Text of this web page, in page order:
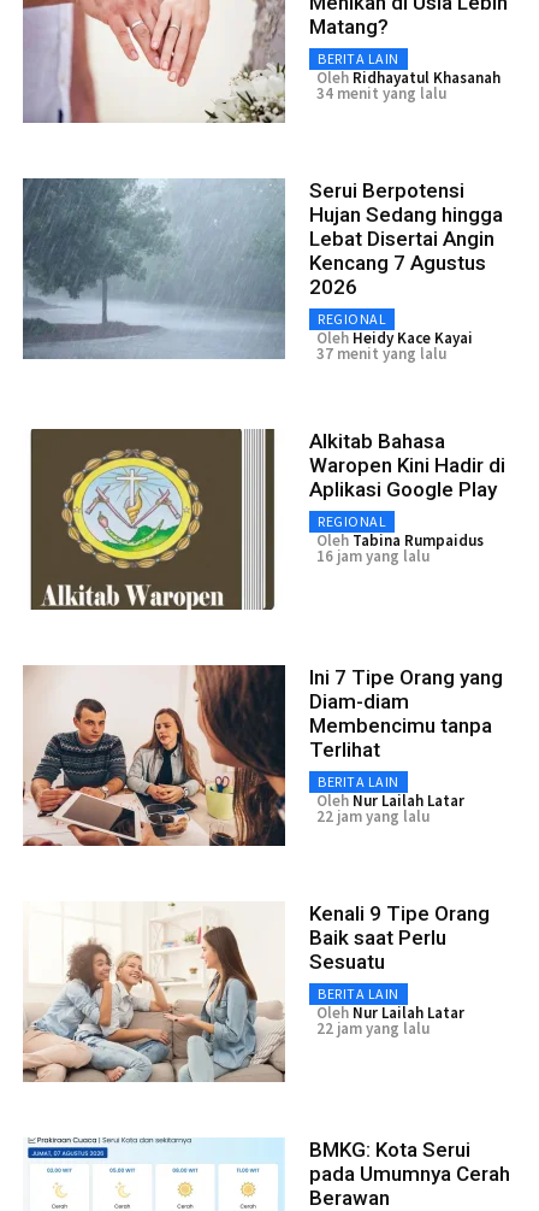
Matang?
BERITA LAIN
Oleh Ridhayatul Khasanah
34 menit yang lalu
Serui Berpotensi
Hujan Sedang hingga
Lebat Disertai Angin
Kencang 7 Agustus
2026
REGIONAL
Oleh Heidy Kace Kayai
37 menit yang lalu
Alkitab Bahasa
Waropen Kini Hadir di
Aplikasi Google Play
REGIONAL
Oleh Tabina Rumpaidus
16 jam yang lalu
Ini 7 Tipe Orang yang
Diam-diam
Membencimu tanpa
Terlihat
BERITA LAIN
Oleh Nur Lailah Latar
22 jam yang lalu
Kenali 9 Tipe Orang
Baik saat Perlu
Sesuatu
BERITA LAIN
Oleh Nur Lailah Latar
22 jam yang lalu
BMKG: Kota Serui
pada Umumnya Cerah
Berawan